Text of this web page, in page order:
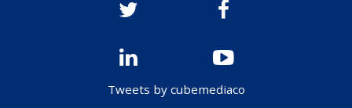
Tweets by cubemediaco